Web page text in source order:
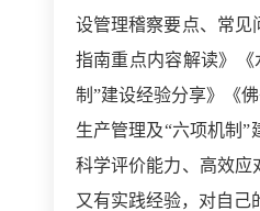
设管理稽察要点、常见
指南重点内容解读》
制”建设经验分享》《
生产管理及“六项机制”
科学评价能力、高效应
又有实践经验，对自己